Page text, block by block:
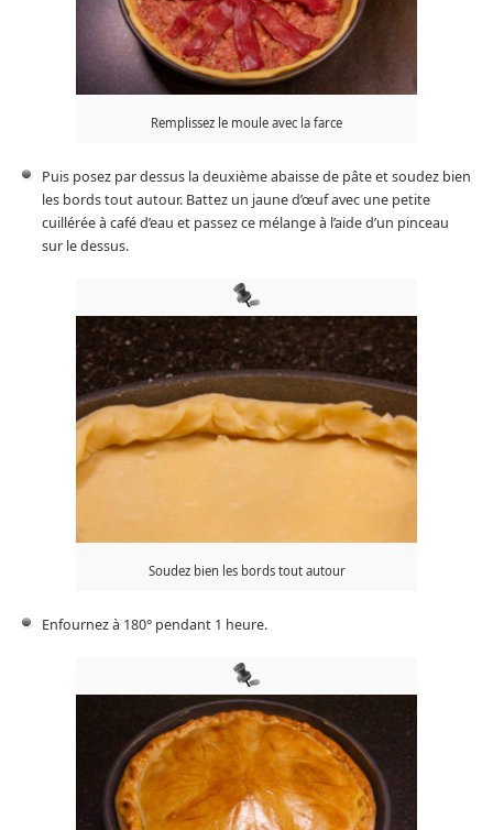
Remplissez le moule avec la farce
Puis posez par dessus la deuxième abaisse de pâte et soudez bien
les bords tout autour. Battez un jaune d’œuf avec une petite
cuillérée à café d’eau et passez ce mélange à l’aide d’un pinceau
sur le dessus.
Soudez bien les bords tout autour
Enfournez à 180° pendant 1 heure.